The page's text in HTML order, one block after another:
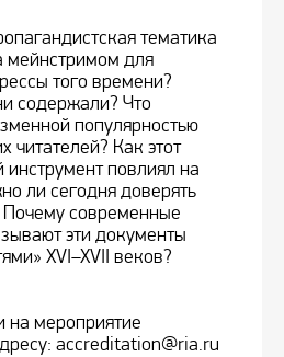
тематика
мейнстримом для
того времени?
содержали? Что
популярностью
читателей? Как этот
инструмент повлиял на
ли сегодня доверять
Почему современные
эти документы
XVI–XVII веков?
на мероприятие
accreditation@ria.ru